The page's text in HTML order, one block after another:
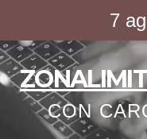
contenido
7
CON